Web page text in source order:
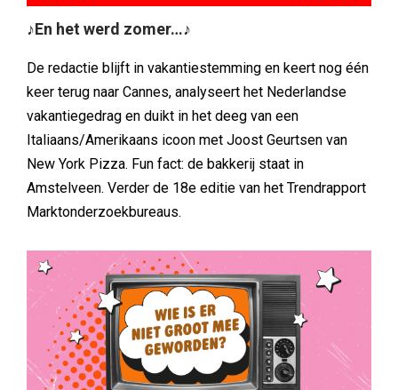
♪En het werd zomer…♪
De redactie blijft in vakantiestemming en keert nog één
keer terug naar Cannes, analyseert het Nederlandse
vakantiegedrag en duikt in het deeg van een
Italiaans/Amerikaans icoon met Joost Geurtsen van
New York Pizza. Fun fact: de bakkerij staat in
Amstelveen. Verder de 18e editie van het Trendrapport
Marktonderzoekbureaus.